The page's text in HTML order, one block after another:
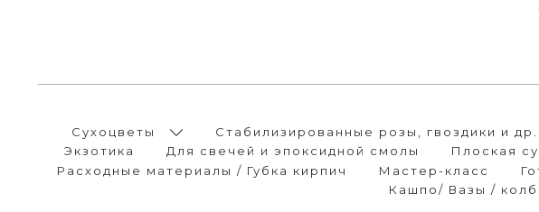
Сухоцветы Стабилизированные розы, гвоздики и
Экзотика
Для свечей и эпоксидной смолы Плоская
Расходные материалы / Губка кирпич
Мастер-класс
Кашпо/ Вазы /